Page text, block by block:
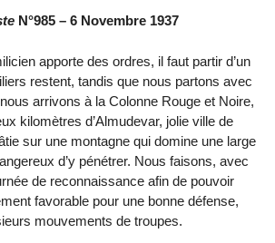
N°985 – 6 Novembre 1937
apporte des ordres, il faut partir d’un
restent, tandis que nous partons avec
arrivons à la Colonne Rouge et Noire,
kilomètres d’Almudevar, jolie ville de
sur une montagne qui domine une large
d’y pénétrer. Nous faisons, avec
de reconnaissance afin de pouvoir
favorable pour une bonne défense,
mouvements de troupes.